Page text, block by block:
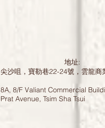
地址:
尖沙咀，寶勒巷22-24號，雲龍
8A, 8/F Valiant Commercial
Prat Avenue, Tsim Sha Tsui